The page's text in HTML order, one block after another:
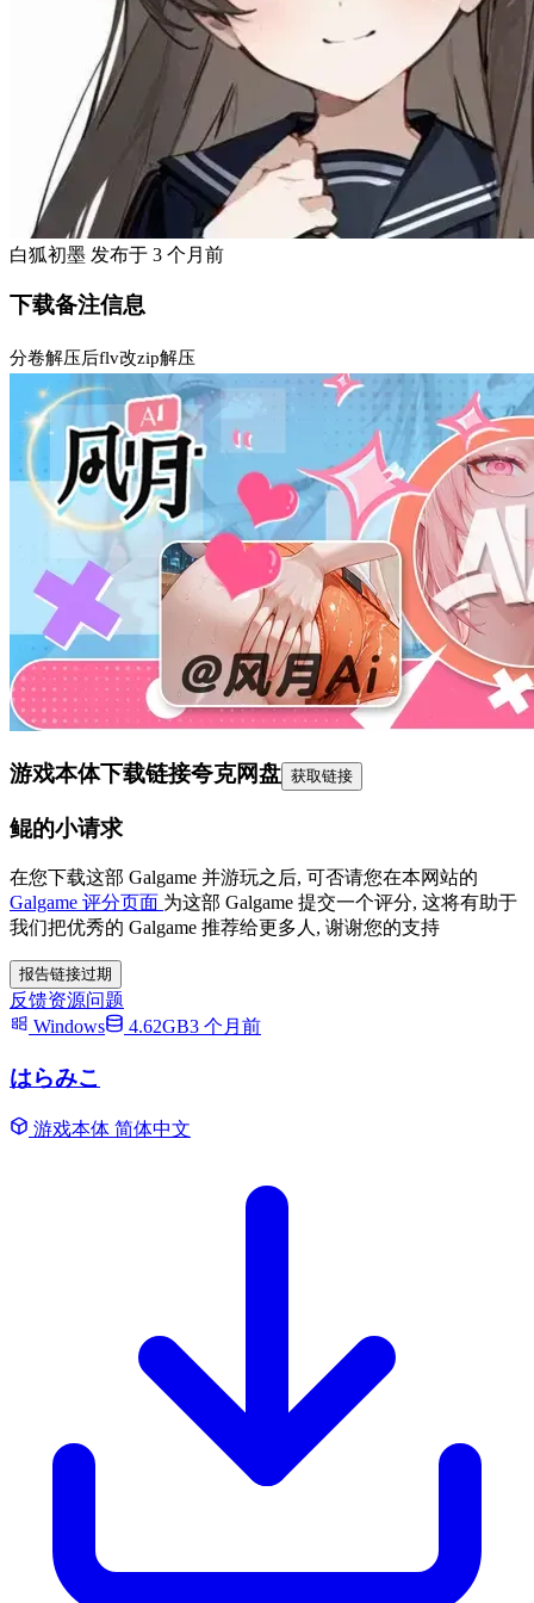
白狐初墨 发布于 3 个月前
下载备注信息
分卷解压后flv改zip解压
游戏本体下载链接夸克网盘 获取链接
鲲的小请求
在您下载这部 Galgame 并游玩之后, 可否请您在本网站的
Galgame 评分页面 为这部 Galgame 提交一个评分, 这将有助于
我们把优秀的 Galgame 推荐给更多人, 谢谢您的支持
报告链接过期
反馈资源问题
Windows
4.62GB3 个月前
はらみこ
游戏本体 简体中文